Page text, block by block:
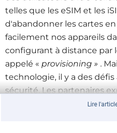
telles que les eSIM et les
d'abandonner les cartes
facilement nos appareils
configurant à distance par
appelé « provisioning » .
technologie, il y a des
sécurité. Les partenaires
contentent pas de les
Lire